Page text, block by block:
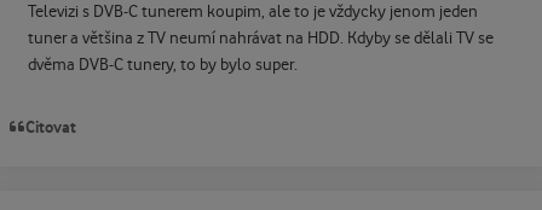
Televizi s DVB-C tunerem koupim, ale to je vždycky jenom jeden
tuner a většina z TV neumí nahrávat na HDD. Kdyby se dělali TV se
dvěma DVB-C tunery, to by bylo super.
Citovat